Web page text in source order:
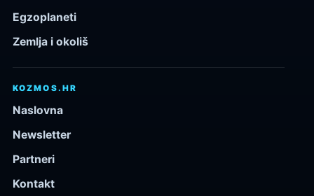
Egzoplaneti
Zemlja i okoliš
KOZMOS.HR
Naslovna
Newsletter
Partneri
Kontakt